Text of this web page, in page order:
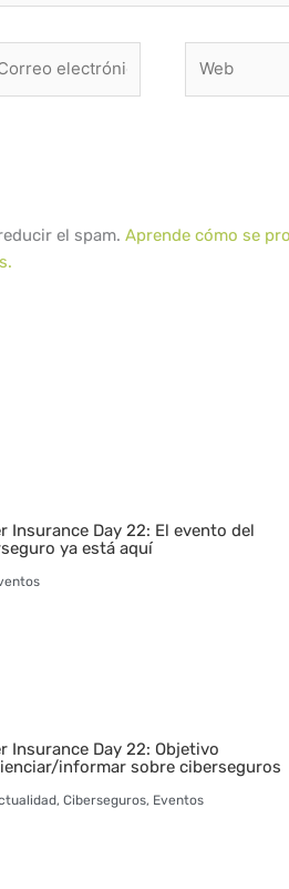
el spam.Aprende cómo se
Insurance Day 22: El evento del
ya está aquí
Insurance Day 22: Objetivo
informar sobre ciberseguros
, Ciberseguros, Eventos